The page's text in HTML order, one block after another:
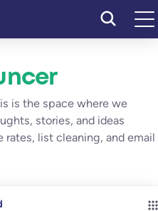
is the space where we
stories, and ideas
rates, list cleaning, and email